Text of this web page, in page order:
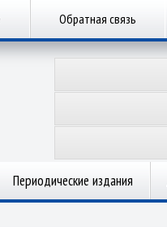
Обратная связь
Периодические издания